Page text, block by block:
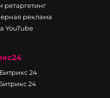
ретаргетинг
реклама
YouTube
24
24